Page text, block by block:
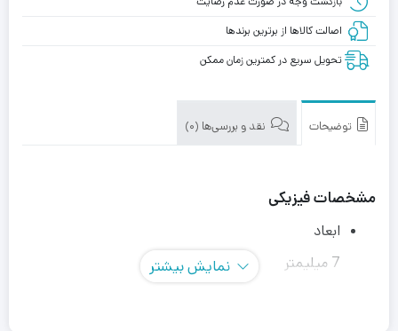
اصالت کالاها از برترین برندها
تحویل سریع در کمترین زمان ممکن
توضیحات نقد و بررسی‌ها (0)
مشخصات فیزیکی
ابعاد
7 میلیمتر
نمایش بیشتر